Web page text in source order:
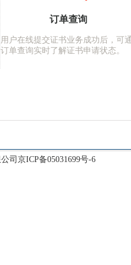
订单查询
用户在线提交证书业务成功后，可
订单查询实时了解证书申请状态。